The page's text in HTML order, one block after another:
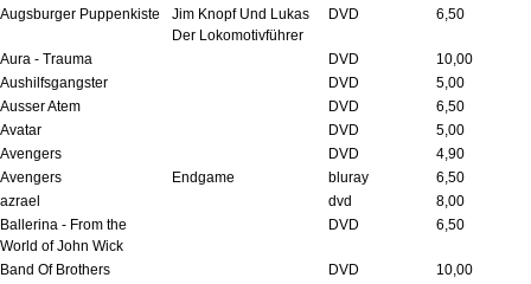
Augsburger Puppenkiste
Jim Knopf Und Lukas
Der Lokomotivführer
DVD 6,50
Aura - Trauma DVD
10,00
Aushilfsgangster
DVD
5,00
Ausser Atem
DVD
6,50
Avatar
DVD
5,00
Avengers
DVD
4,90
Avengers
Endgame bluray
6,50
azrael
dvd
8,00
Ballerina - From the
World of John Wick
DVD 6,50
Band Of Brothers DVD
10,00